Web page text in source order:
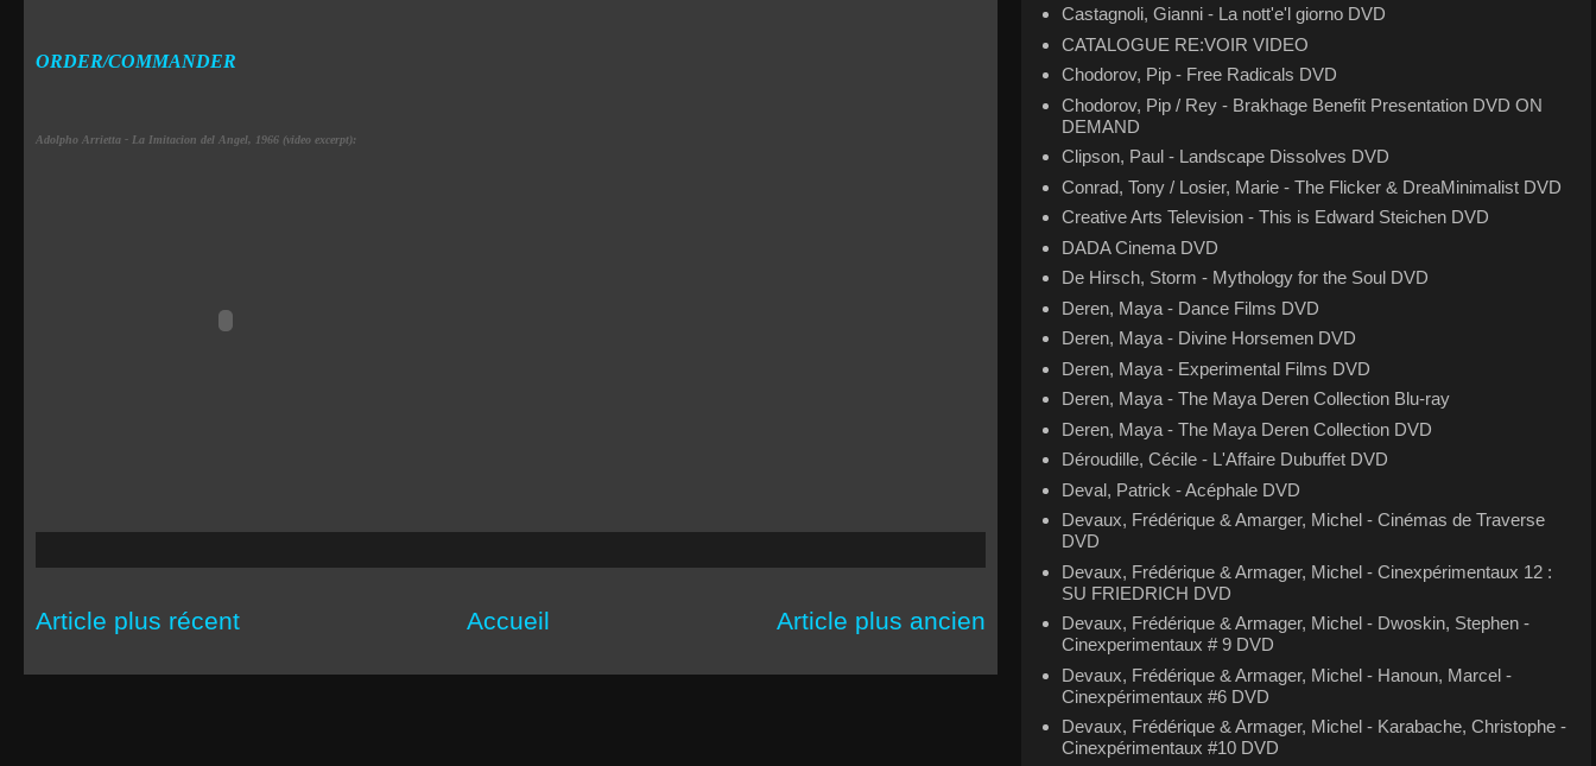
ORDER/COMMANDER
Adolpho Arrietta - La Imitacion del Angel, 1966 (video excerpt):
Article plus récent Article plus ancien
Accueil
Castagnoli, Gianni - La nott'e'l giorno DVD
CATALOGUE RE:VOIR VIDEO
Chodorov, Pip - Free Radicals DVD
Chodorov, Pip / Rey - Brakhage Benefit Presentation DVD ON
DEMAND
Clipson, Paul - Landscape Dissolves DVD
Conrad, Tony / Losier, Marie - The Flicker & DreaMinimalist DVD
Creative Arts Television - This is Edward Steichen DVD
DADA Cinema DVD
De Hirsch, Storm - Mythology for the Soul DVD
Deren, Maya - Dance Films DVD
Deren, Maya - Divine Horsemen DVD
Deren, Maya - Experimental Films DVD
Deren, Maya - The Maya Deren Collection Blu-ray
Deren, Maya - The Maya Deren Collection DVD
Déroudille, Cécile - L'Affaire Dubuffet DVD
Deval, Patrick - Acéphale DVD
Devaux, Frédérique & Amarger, Michel - Cinémas de Traverse
DVD
Devaux, Frédérique & Armager, Michel - Cinexpérimentaux 12 :
SU FRIEDRICH DVD
Devaux, Frédérique & Armager, Michel - Dwoskin, Stephen -
Cinexperimentaux # 9 DVD
Devaux, Frédérique & Armager, Michel - Hanoun, Marcel -
Cinexpérimentaux #6 DVD
Devaux, Frédérique & Armager, Michel - Karabache, Christophe -
Cinexpérimentaux #10 DVD